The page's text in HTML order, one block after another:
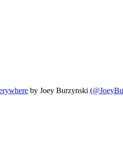
by Joey Burzynski (